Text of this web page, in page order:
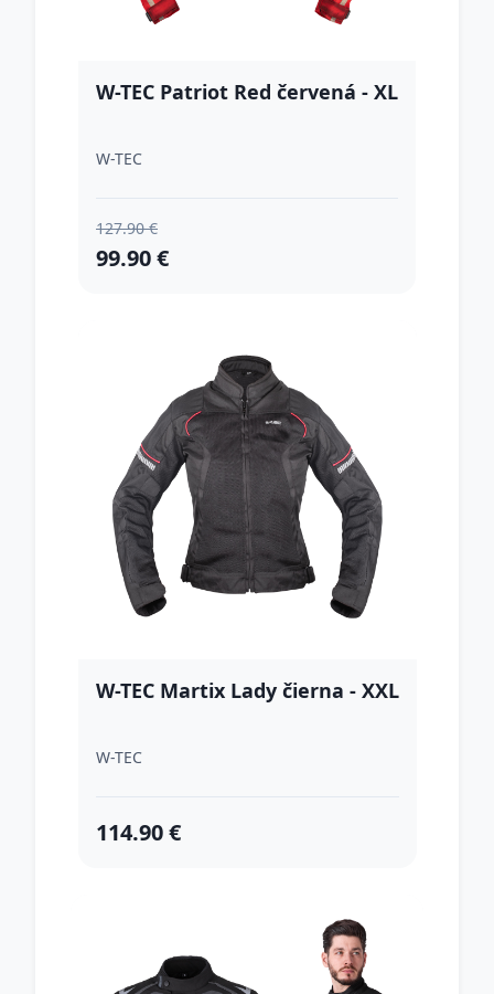
W-TEC Patriot Red červená - XL
W-TEC
127.90 €
99.90 €
W-TEC Martix Lady čierna - XXL
W-TEC
114.90 €